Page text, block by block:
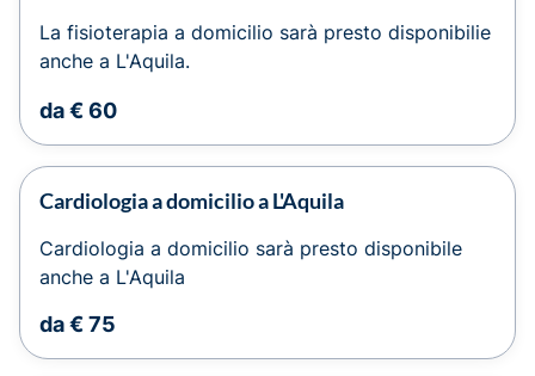
La fisioterapia a domicilio sarà presto disponibilie
anche a L'Aquila.
da € 60
Cardiologia a domicilio a L'Aquila
Cardiologia a domicilio sarà presto disponibile
anche a L'Aquila
da € 75